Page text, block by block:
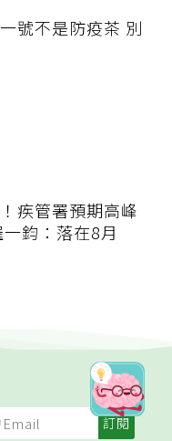
號不是防疫茶 別
疾管署預期高峰
鈞：落在8月